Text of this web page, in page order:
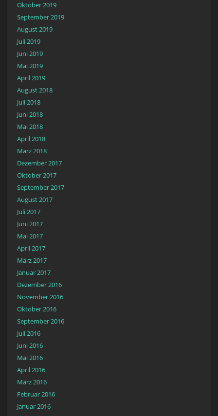
Oktober 2019
September 2019
August 2019
Juli 2019
Juni 2019
Mai 2019
April 2019
August 2018
Juli 2018
Juni 2018
Mai 2018
April 2018
März 2018
Dezember 2017
Oktober 2017
September 2017
August 2017
Juli 2017
Juni 2017
Mai 2017
April 2017
März 2017
Januar 2017
Dezember 2016
November 2016
Oktober 2016
September 2016
Juli 2016
Juni 2016
Mai 2016
April 2016
März 2016
Februar 2016
Januar 2016